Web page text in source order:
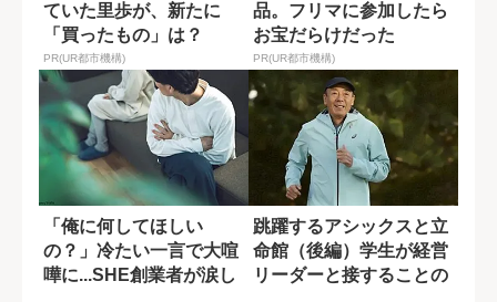
ていた里歩が、新たに
「買ったもの」は？
PR(UR都市機構)
品。フリマに参加したら
お宝だらけだった
PR(UR都市機構)
「俺に何してほしい
の？」冷たい一言で大喧
嘩に...SHE創業者が涙し
跳躍するアシックスと立
命館（後編）学生が経営
リーダーと接することの